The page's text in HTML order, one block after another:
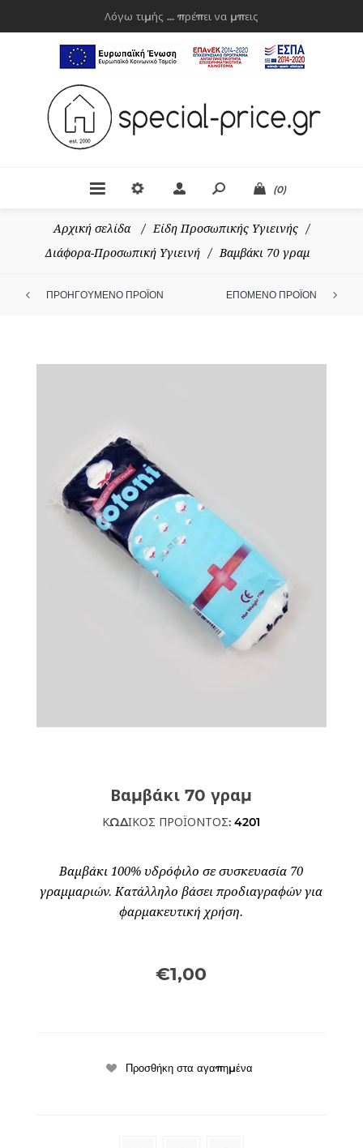
Λόγω τιμής ... πρέπει να μπεις
(0)
Αρχική σελίδα / Είδη Προσωπικής Υγιεινής
/
Διάφορα-Προσωπική Υγιεινή
/ Βαμβάκι 70 γραμ
ΠΡΟΗΓΟΥΜΕΝΟ ΠΡΟΪΟΝ ΕΠΟΜΕΝΟ ΠΡΟΪΟΝ
Βαμβάκι 70 γραμ
ΚΩΔΙΚΟΣ ΠΡΟΪΟΝΤΟΣ: 4201
Βαμβάκι 100% υδρόφιλο σε συσκευασία 70
γραμμαριών. Κατάλληλο βάσει προδιαγραφών για
φαρμακευτική χρήση.
€1,00